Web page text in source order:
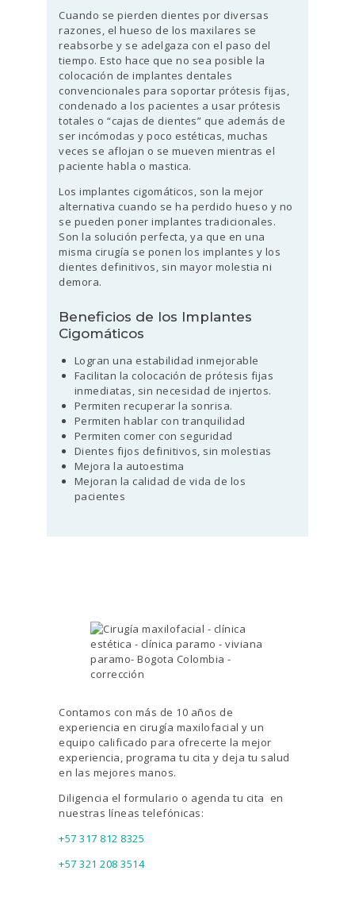
Cuando se pierden dientes por diversas
razones, el hueso de los maxilares se
reabsorbe y se adelgaza con el paso del
tiempo. Esto hace que no sea posible la
colocación de implantes dentales
convencionales para soportar prótesis fijas,
condenado a los pacientes a usar prótesis
totales o “cajas de dientes” que además de
ser incómodas y poco estéticas, muchas
veces se aflojan o se mueven mientras el
paciente habla o mastica.
Los implantes cigomáticos, son la mejor
alternativa cuando se ha perdido hueso y no
se pueden poner implantes tradicionales.
Son la solución perfecta, ya que en una
misma cirugía se ponen los implantes y los
dientes definitivos, sin mayor molestia ni
demora.
Beneficios de los Implantes
Cigomáticos
Logran una estabilidad inmejorable
Facilitan la colocación de prótesis fijas
inmediatas, sin necesidad de injertos.
Permiten recuperar la sonrisa.
Permiten hablar con tranquilidad
Permiten comer con seguridad
Dientes fijos definitivos, sin molestias
Mejora la autoestima
Mejoran la calidad de vida de los
pacientes
Contamos con más de 10 años de
experiencia en cirugía maxilofacial y un
equipo calificado para ofrecerte la mejor
experiencia, programa tu cita y deja tu salud
en las mejores manos.
Diligencia el formulario o agenda tu cita en
nuestras líneas telefónicas:
+57 317 812 8325
+57 321 208 3514